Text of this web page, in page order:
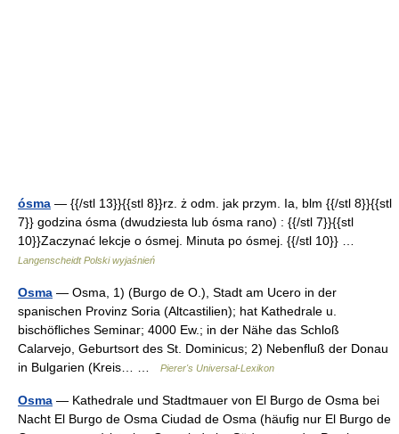
ósma — {{/stl 13}}{{stl 8}}rz. ż odm. jak przym. Ia, blm {{/stl 8}}{{stl
7}} godzina ósma (dwudziesta lub ósma rano) : {{/stl 7}}{{stl
10}}Zaczynać lekcje o ósmej. Minuta po ósmej. {{/stl 10}} …
Langenscheidt Polski wyjaśnień
Osma — Osma, 1) (Burgo de O.), Stadt am Ucero in der
spanischen Provinz Soria (Altcastilien); hat Kathedrale u.
bischöfliches Seminar; 4000 Ew.; in der Nähe das Schloß
Calarvejo, Geburtsort des St. Dominicus; 2) Nebenfluß der Donau
in Bulgarien (Kreis… …
Pierer's Universal-Lexikon
Osma — Kathedrale und Stadtmauer von El Burgo de Osma bei
Nacht El Burgo de Osma Ciudad de Osma (häufig nur El Burgo de